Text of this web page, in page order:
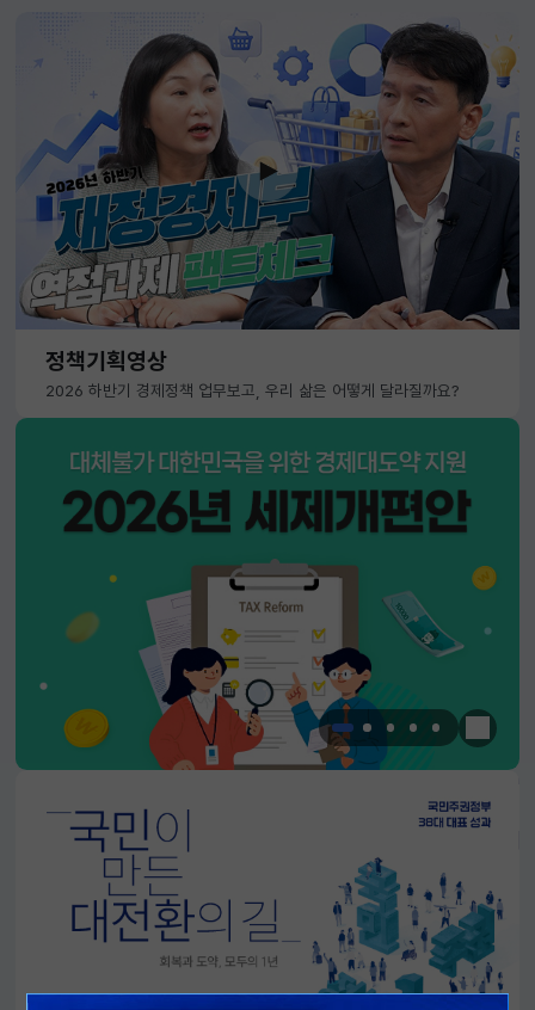
정책기획영상
2026 하반기 경제정책 업무보고, 우리 삶은 어떻게 달라질까요?
한눈에